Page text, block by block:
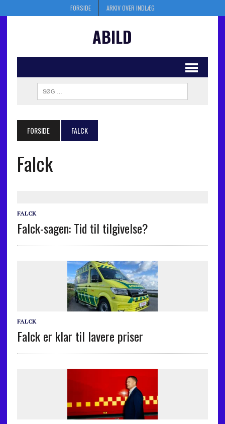
FORSIDE ARKIV OVER INDLÆG
ABILD
FORSIDE FALCK
Falck
FALCK
Falck-sagen: Tid til tilgivelse?
FALCK
Falck er klar til lavere priser